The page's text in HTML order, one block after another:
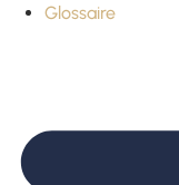
Glossaire